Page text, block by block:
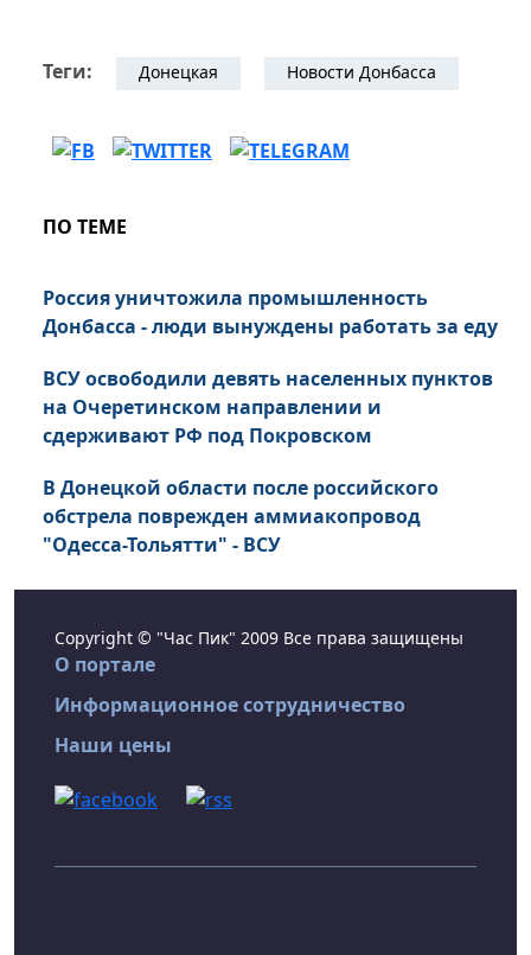
Теги: Донецкая Новости Донбасса
ПО ТЕМЕ
Россия уничтожила промышленность
Донбасса - люди вынуждены работать за еду
ВСУ освободили девять населенных пунктов
на Очеретинском направлении и
сдерживают РФ под Покровском
В Донецкой области после российского
обстрела поврежден аммиакопровод
"Одесса-Тольятти" - ВСУ
Copyright © "Час Пик" 2009 Все права защищены
О портале
Информационное сотрудничество
Наши цены